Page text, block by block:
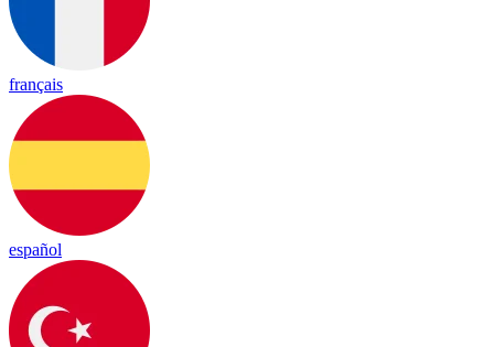
français
español